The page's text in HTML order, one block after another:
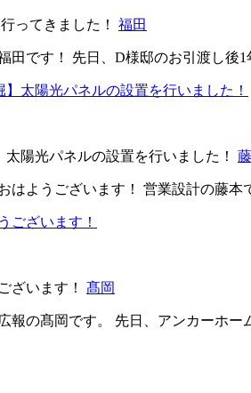
ってきました！ 福田
田です！ 先日、D様邸のお引渡し
太陽光パネルの設置を行いました！
はようございます！ 営業設計の藤
ざいます！ 髙岡
報の髙岡です。 先日、アンカーホ